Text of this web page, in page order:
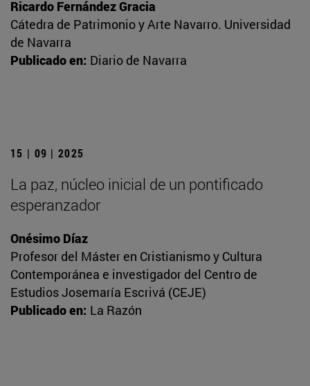
Ricardo Fernández Gracia
Cátedra de Patrimonio y Arte Navarro. Universidad
de Navarra
Publicado en: Diario de Navarra
15 | 09 | 2025
La paz, núcleo inicial de un pontificado
esperanzador
Onésimo Díaz
Profesor del Máster en Cristianismo y Cultura
Contemporánea e investigador del Centro de
Estudios Josemaría Escrivá (CEJE)
Publicado en: La Razón